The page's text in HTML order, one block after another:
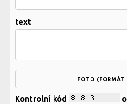
text
FOTO (FORMÁT
Kontrolní kód